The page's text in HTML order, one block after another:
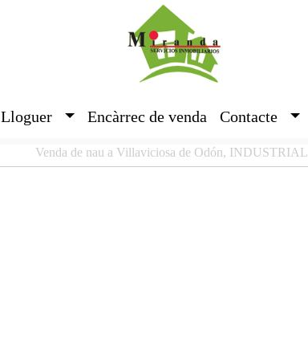
Lloguer Encàrrec de venda Contacte
Venda de nau a Villaviciosa de Odón, INDUSTRIAL